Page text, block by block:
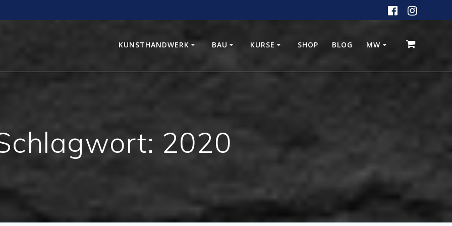
KUNSTHANDWERK BAU KURSE SHOP BLOG MW
2020